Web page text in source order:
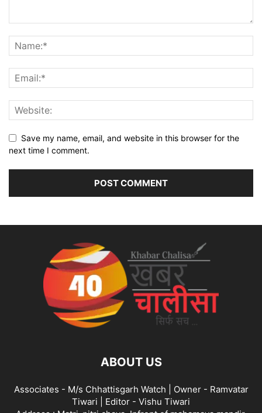
Save my name, email, and website in this browser for the
next time I comment.
ABOUT US
Associates - M/s Chhattisgarh Watch | Owner - Ramvatar
Tiwari | Editor - Vishu Tiwari